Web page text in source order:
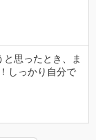
思ったとき、ま
しっかり自分で